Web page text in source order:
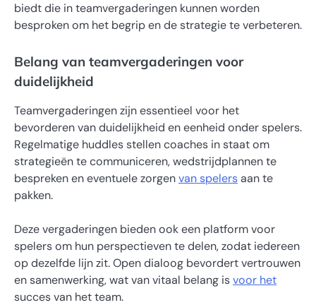
biedt die in teamvergaderingen kunnen worden
besproken om het begrip en de strategie te verbeteren.
Belang van teamvergaderingen voor
duidelijkheid
Teamvergaderingen zijn essentieel voor het
bevorderen van duidelijkheid en eenheid onder spelers.
Regelmatige huddles stellen coaches in staat om
strategieën te communiceren, wedstrijdplannen te
bespreken en eventuele zorgenvan spelersaan te
pakken.
Deze vergaderingen bieden ook een platform voor
spelers om hun perspectieven te delen, zodat iedereen
op dezelfde lijn zit. Open dialoog bevordert vertrouwen
en samenwerking, wat van vitaal belang isvoor het
succes van het team.